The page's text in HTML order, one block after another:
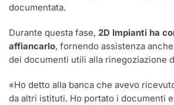
documentata.
Durante questa fase, 2D Impianti ha
affiancarlo, fornendo assistenza
dei documenti utili alla rinegoziazione
«Ho detto alla banca che avevo
da altri istituti. Ho portato i documenti